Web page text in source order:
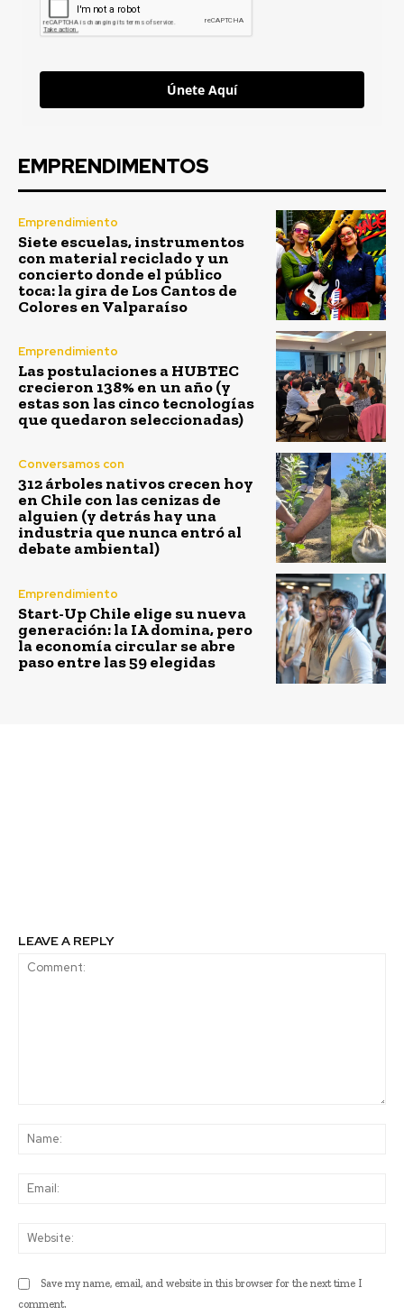
Únete Aquí
EMPRENDIMENTOS
Emprendimiento
Siete escuelas, instrumentos
con material reciclado y un
concierto donde el público
toca: la gira de Los Cantos de
Colores en Valparaíso
Emprendimiento
Las postulaciones a HUBTEC
crecieron 138% en un año (y
estas son las cinco tecnologías
que quedaron seleccionadas)
Conversamos con
312 árboles nativos crecen hoy
en Chile con las cenizas de
alguien (y detrás hay una
industria que nunca entró al
debate ambiental)
Emprendimiento
Start-Up Chile elige su nueva
generación: la IA domina, pero
la economía circular se abre
paso entre las 59 elegidas
LEAVE A REPLY
Save my name, email, and website in this browser for the next time I
comment.